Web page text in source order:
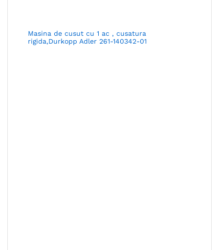
Masina de cusut cu 1 ac , cusatura
rigida,Durkopp Adler 261-140342-01